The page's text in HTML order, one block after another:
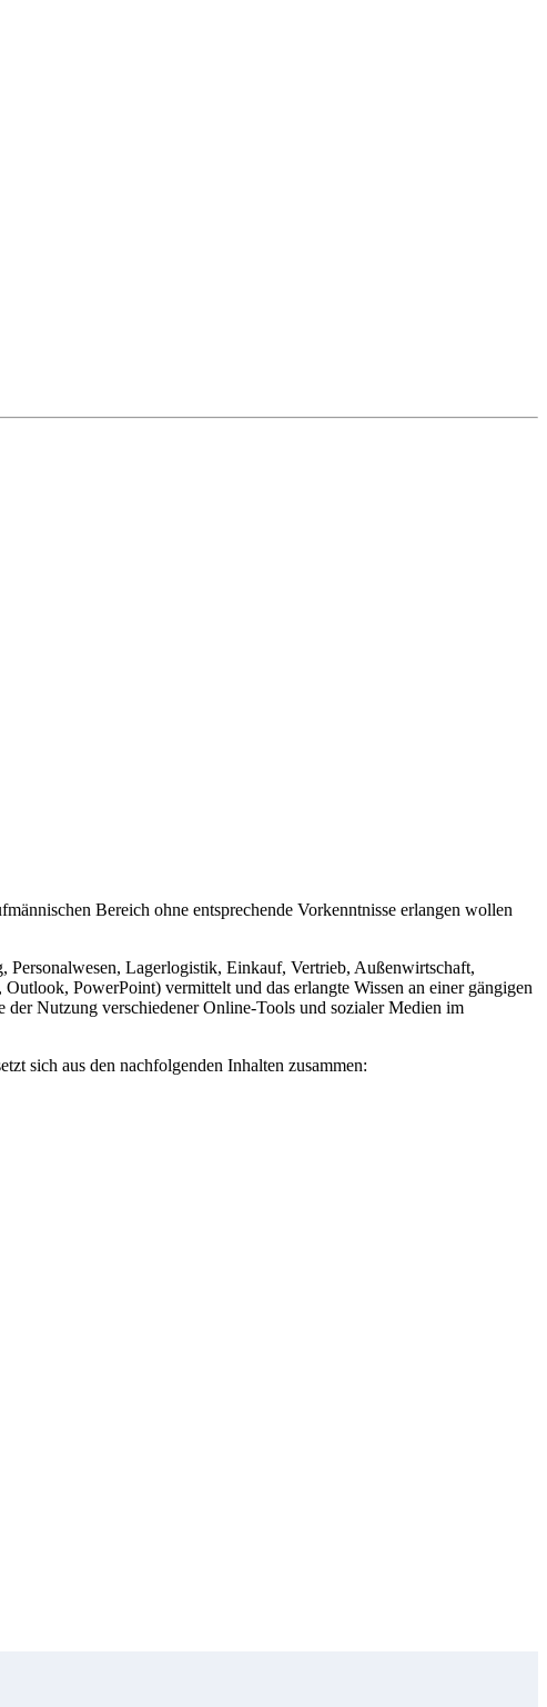
Bereich ohne entsprechende Vorkenntnisse erlangen wollen
Personalwesen, Lagerlogistik, Einkauf, Vertrieb, Außenwirtschaft,
PowerPoint) vermittelt und das erlangte Wissen an einer gängigen
Nutzung verschiedener Online-Tools und sozialer Medien im
sich aus den nachfolgenden Inhalten zusammen: